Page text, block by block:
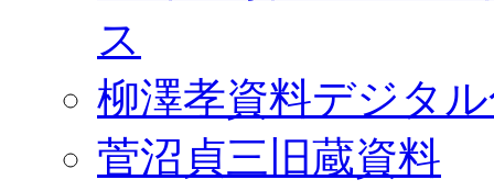
ス
柳澤孝資料デジタ
菅沼貞三旧蔵資料